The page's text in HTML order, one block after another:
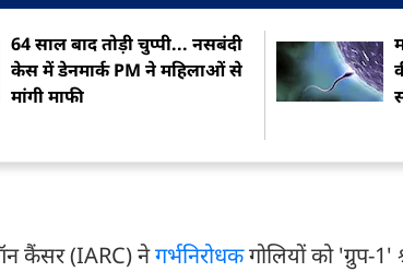
64 साल बाद तोड़ी चुप्पी... नसबंदी
केस में डेनमार्क PM ने महिलाओं से
मांगी माफी
कैंसर (IARC) नेगर्भनिरोधकगोलियों को 'ग्रुप-1'